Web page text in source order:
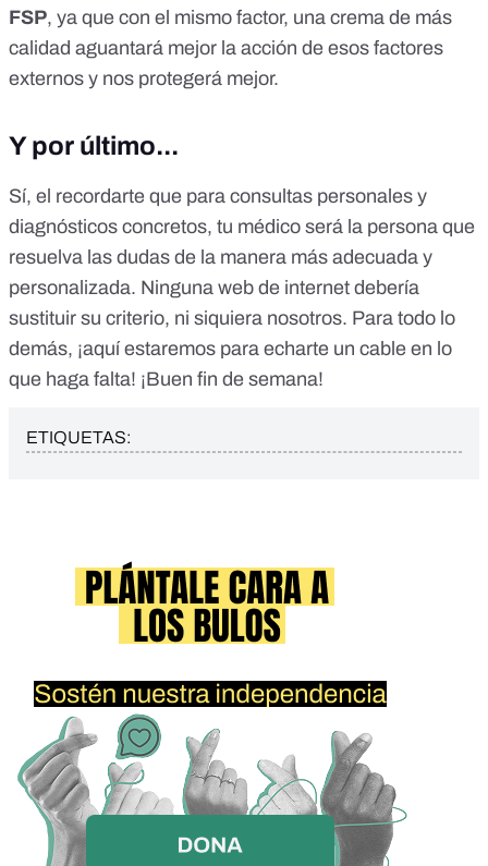
FSP, ya que con el mismo factor, una crema de más
calidad aguantará mejor la acción de esos factores
externos y nos protegerá mejor.
Y por último...
Sí, el recordarte que para consultas personales y
diagnósticos concretos, tu médico será la persona que
resuelva las dudas de la manera más adecuada y
personalizada. Ninguna web de internet debería
sustituir su criterio, ni siquiera nosotros. Para todo lo
demás, ¡aquí estaremos para echarte un cable en lo
que haga falta! ¡Buen fin de semana!
ETIQUETAS: